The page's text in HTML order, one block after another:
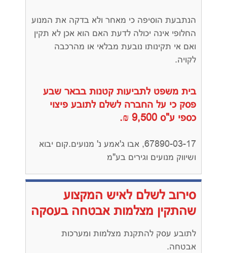
הנתבעת הוסיפה כי מאחר ולא בדקה את המנוע
החלופי אינה יכולה לדעת האם הוא אכן לא תקין
ואם אי תקינותו נובעת מבלאי או מהרכבה
לקויה.
בית משפט לתביעות קטנות בבאר שבע
פסק כי על החברה לשלם לתובע פיצוי
כספי ע"ס 9,500 ₪.
67890-03-17, אבו ג'אמע נ' מנועים.קום יבוא
ושיווק מנועים וגירים בע"מ
סירוב לשלם לאיש המקצוע
שהתקין מצלמות אבטחה בעסקה
לתובע עסק להתקנת מצלמות ומערכות
אבטחה.